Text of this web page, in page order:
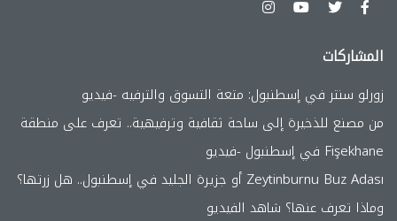
المشاركات
زورلو سنتر في إسطنبول: متعة التسوق والترفيه -فيديو
من مصنع للذخيرة إلى ساحة ثقافية وترفيهية.. تعرف على منطقة
Fişekhane في إسطنبول -فيديو
Zeytinburnu Buz Adası أو جزيرة الجليد في إسطنبول.. هل زرتها؟
وماذا تعرف عنها؟ شاهد الفيديو